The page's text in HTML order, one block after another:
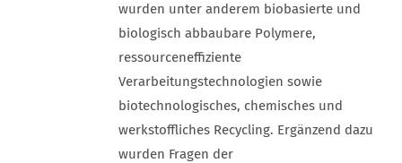
wurden unter anderem biobasierte und
biologisch abbaubare Polymere,
ressourceneffiziente
Verarbeitungstechnologien sowie
biotechnologisches, chemisches und
werkstoffliches Recycling. Ergänzend dazu
wurden Fragen der